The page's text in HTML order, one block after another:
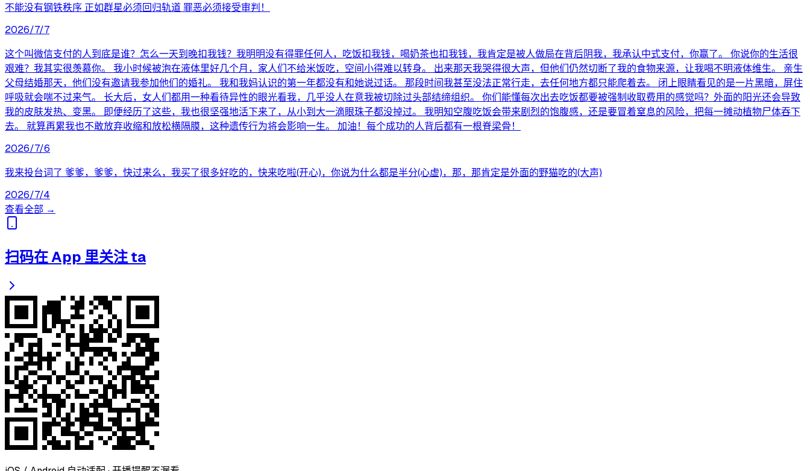
不能没有钢铁秩序 正如群星必须回归轨道 罪恶必须接受审判！
2026/7/7
这个叫微信支付的人到底是谁？怎么一天到晚扣我钱？我明明没有得罪任何人，吃饭扣我钱，喝奶茶也扣我钱，我肯定是被人做局在背后阴我，我承认中式支付，你赢了。 你说你的生活很
艰难？我其实很羡慕你。 我小时候被泡在液体里好几个月，家人们不给米饭吃，空间小得难以转身。 出来那天我哭得很大声，但他们仍然切断了我的食物来源，让我喝不明液体维生。 亲生
父母结婚那天，他们没有邀请我参加他们的婚礼。 我和我妈认识的第一年都没有和她说过话。 那段时间我甚至没法正常行走，去任何地方都只能爬着去。 闭上眼睛看见的是一片黑暗，屏住
呼吸就会喘不过来气。 长大后，女人们都用一种看待异性的眼光看我，几乎没人在意我被切除过头部结缔组织。 你们能懂每次出去吃饭都要被强制收取费用的感觉吗？外面的阳光还会导致
我的皮肤发热、变黑。 即便经历了这些，我也很坚强地活下来了，从小到大一滴眼珠子都没掉过。 我明知空腹吃饭会带来剧烈的饱腹感，还是要冒着窒息的风险，把每一摊动植物尸体吞下
去。 就算再累我也不敢放弃收缩和放松横隔膜，这种遗传行为将会影响一生。 加油！每个成功的人背后都有一根脊梁骨！
2026/7/6
我来投台词了 爹爹，爹爹，快过来么，我买了很多好吃的，快来吃啦(开心)，你说为什么都是半分(心虚)，那，那肯定是外面的野猫吃的(大声)
2026/7/4
查看全部 →
扫码在 App 里关注 ta